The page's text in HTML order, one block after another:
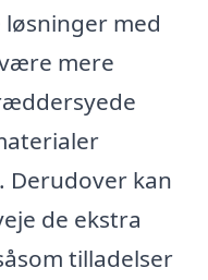
løsninger med
mere
Derudover kan
de ekstra
tilladelser